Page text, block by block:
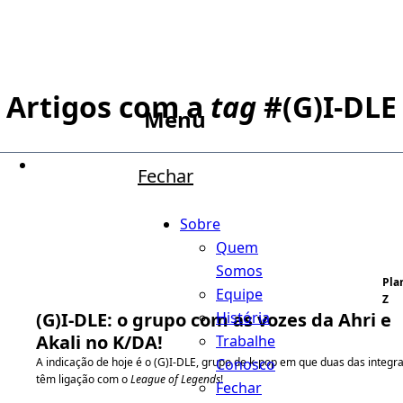
Menu
Fechar
Sobre
Quem
Somos
Equipe
História
Trabalhe
Conosco
Fechar
Artigos com atag#(G)I-DLE
Z
(G)I-DLE: o grupo com as vozes da Ahri e
Akali no K/DA!
A indicação de hoje é o (G)I-DLE, grupo de k-pop em que duas das
têm ligação com oLeague of Legends!